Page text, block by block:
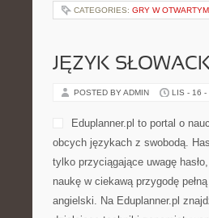
CATEGORIES: GRY W
JĘZYK
POSTED BY ADMIN LIS - 16 -
Eduplanner.pl to portal o
obcych językach z swobodą.
tylko przyciągające uwagę
naukę w ciekawą przygodę
angielski. Na Eduplanner.pl